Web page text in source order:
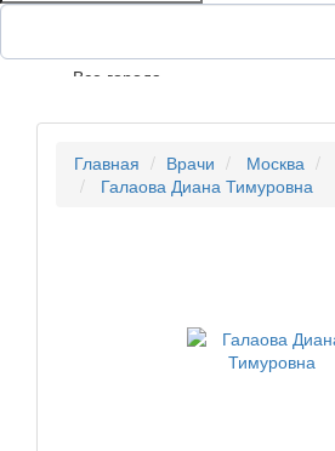
Все города
Главная Врачи Москва
Галаова Диана Тимуровна